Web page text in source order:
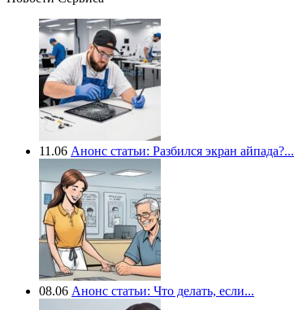
11.06 Анонс статьи: Разбился экран айпада?...
08.06 Анонс статьи: Что делать, если...